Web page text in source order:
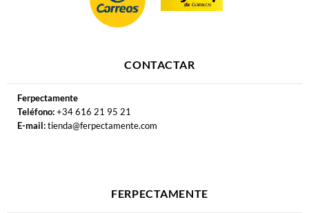
CONTACTAR
Ferpectamente
Teléfono:+34 616 21 95 21
E-mail:tienda@ferpectamente.com
FERPECTAMENTE